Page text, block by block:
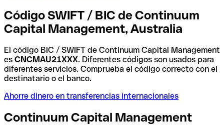
Código SWIFT / BIC de Continuum
Capital Management, Australia
El código BIC / SWIFT de Continuum Capital Management
es CNCMAU21XXX. Diferentes códigos son usados para
diferentes servicios. Comprueba el código correcto con el
destinatario o el banco.
Ahorre dinero en transferencias internacionales
Continuum Capital Management